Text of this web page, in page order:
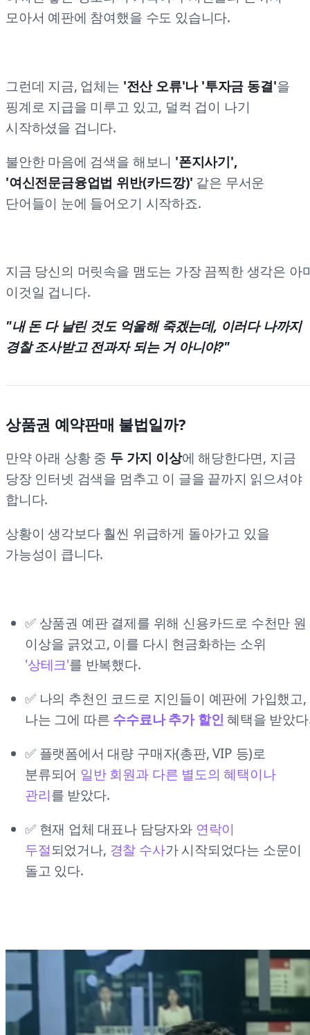
모아서 예판에 참여했을 수도 있습니다.
그런데 지금, 업체는 '전산 오류'나 '투자금 동결'을
핑계로 지급을 미루고 있고, 덜컥 겁이 나기
시작하셨을 겁니다.
불안한 마음에 검색을 해보니 '폰지사기',
'여신전문금융업법 위반(카드깡)' 같은 무서운
단어들이 눈에 들어오기 시작하죠.
지금 당신의 머릿속을 맴도는 가장 끔찍한 생각은 아
이것일 겁니다.
"내 돈 다 날린 것도 억울해 죽겠는데, 이러다 나까지
경찰 조사받고 전과자 되는 거 아니야?"
상품권 예약판매 불법일까?
만약 아래 상황 중 두 가지 이상에 해당한다면, 지금
당장 인터넷 검색을 멈추고 이 글을 끝까지 읽으셔야
합니다.
상황이 생각보다 훨씬 위급하게 돌아가고 있을
가능성이 큽니다.
✅ 상품권 예판 결제를 위해 신용카드로 수천만 원
이상을 긁었고, 이를 다시 현금화하는 소위
'상테크'를 반복했다.
✅ 나의 추천인 코드로 지인들이 예판에 가입했고,
나는 그에 따른 수수료나 추가 할인혜택을 받았
✅ 플랫폼에서 대량 구매자(총판, VIP 등)로
분류되어 일반 회원과 다른 별도의 혜택이나
관리를 받았다.
✅ 현재 업체 대표나 담당자와연락이
두절되었거나, 경찰 수사가 시작되었다는 소문이
돌고 있다.